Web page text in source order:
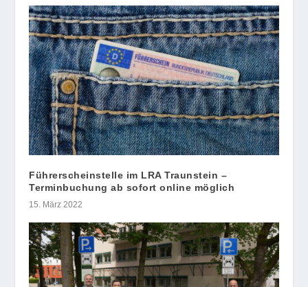
Führerscheinstelle im LRA Traunstein –
Terminbuchung ab sofort online möglich
15. März 2022